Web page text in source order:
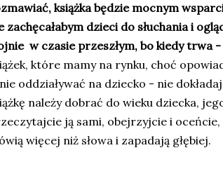
książka będzie mocnym
zachęcałabym dzieci do słuchania i
w czasie przeszłym, bo kiedy trwa
które mamy na rynku, choć
oddziaływać na dziecko - nie
należy dobrać do wieku dziecka,
ją sami, obejrzyjcie i
więcej niż słowa i zapadają głębiej.